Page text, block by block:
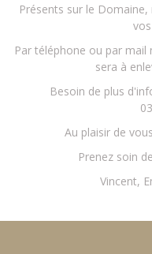
Présents sur le
Par téléphone ou par
sera à
Besoin de plus
Au plaisir de
Prenez soin
Vincent,